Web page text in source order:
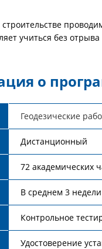
учиться без
о
Геодезические
Дистанционный
72 академических
В среднем 3 недели
Контрольное
Удостоверение